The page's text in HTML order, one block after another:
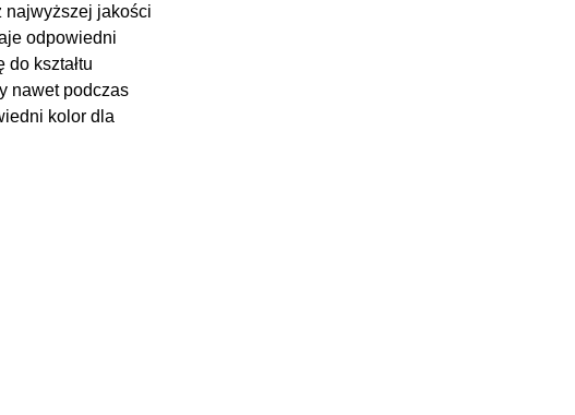
najwyższej jakości
odpowiedni
kształtu
nawet podczas
kolor dla